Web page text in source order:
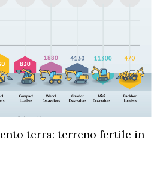
terra: terreno fertile in